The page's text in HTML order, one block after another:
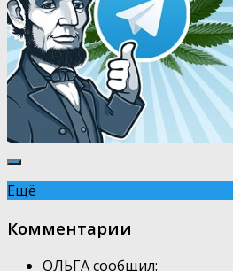
Ещё
Комментарии
ОЛЬГА сообщил: